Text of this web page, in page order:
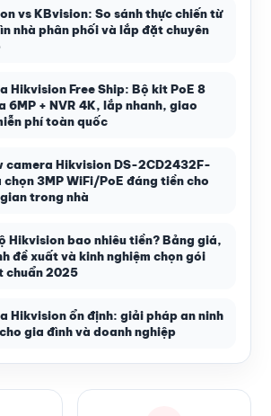
vs KBvision: So sánh thực chiến từ
nhà phân phối và lắp đặt chuyên
Hikvision Free Ship: Bộ kit PoE 8
6MP + NVR 4K, lắp nhanh, giao
phí toàn quốc
camera Hikvision DS-2CD2432F-
chọn 3MP WiFi/PoE đáng tiền cho
trong nhà
Hikvision bao nhiêu tiền? Bảng giá,
đề xuất và kinh nghiệm chọn gói
chuẩn 2025
Hikvision ổn định: giải pháp an ninh
gia đình và doanh nghiệp